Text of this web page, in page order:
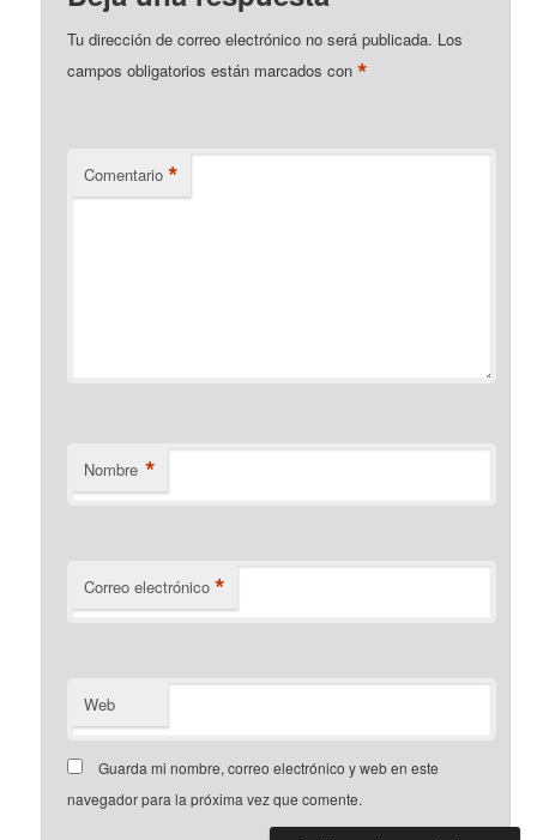
Tu dirección de correo electrónico no será publicada. Los
campos obligatorios están marcados con*
Comentario *
Nombre *
Correo electrónico *
Web
Guarda mi nombre, correo electrónico y web en este
navegador para la próxima vez que comente.